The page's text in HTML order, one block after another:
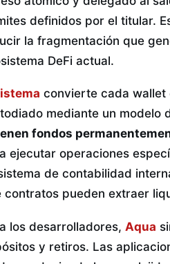
definidos por el titular.
la fragmentación que
DeFi actual.
convierte cada wallet
mediante un modelo
fondos
ejecutar operaciones
de contabilidad
contratos pueden extraer
los desarrolladores, Aqua
y retiros. Las